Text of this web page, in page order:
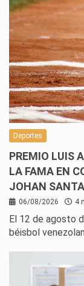
Deportes
PREMIO LUIS
LA FAMA EN
JOHAN
06/08/2026 4
El 12 de agosto
béisbol